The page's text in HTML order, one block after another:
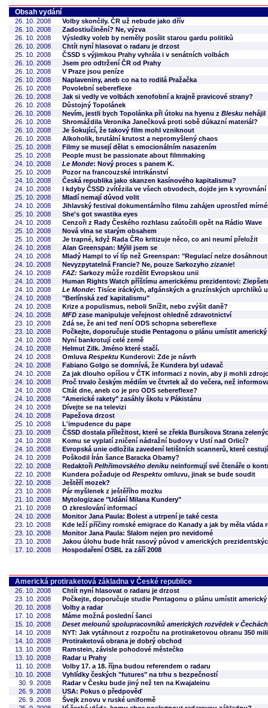
Obsah vydání
26. 10. 2008
Volby skončily. ČR už nebude jako dřív
26. 10. 2008
Zadostiučinění? Ne, výzva
26. 10. 2008
Výsledky voleb by neměly posílit starou gardu politiků
26. 10. 2008
Chtít nyní hlasovat o radaru je drzost
25. 10. 2008
ČSSD s výjimkou Prahy vyhrála i v senátních volbách
26. 10. 2008
Jsem pro odtržení ČR od Prahy
26. 10. 2008
V Praze jsou peníze
26. 10. 2008
Naplaveniny, aneb co na to rodilá Pražačka
26. 10. 2008
Povolební sebereflexe
26. 10. 2008
Jak si vedly ve volbách xenofobní a krajně pravicové strany?
26. 10. 2008
Důstojný Topolánek
26. 10. 2008
Nevím, jestli bych Topolánka při útoku na hyenu z Blesku nehájil
26. 10. 2008
Shromáždila Veronika Janečková proti sobě důkazní materiál?
26. 10. 2008
Je šokující, že takový film mohl vzniknout
26. 10. 2008
Alkoholik, brutální krutost a nepromyšlený chaos
25. 10. 2008
Filmy se musejí dělat s emocionálním nasazením
25. 10. 2008
People must be passionate about filmmaking
24. 10. 2008
Le Monde: Nový proces s panem K.
25. 10. 2008
Pozor na francouzské intrikánství
24. 10. 2008
Česká republika jako skanzen kasínového kapitalismu?
24. 10. 2008
I kdyby ČSSD zvítězila ve všech obvodech, dojde jen k vyrovnání
25. 10. 2008
Mladí nemají důvod volit
24. 10. 2008
Jihlavský festival dokumentárního filmu zahájen uprostřed
25. 10. 2008
She's got swastika eyes
24. 10. 2008
Cenzoři z Rady Českého rozhlasu zaútočili opět na Rádio Wave
25. 10. 2008
Nová vlna se starým obsahem
25. 10. 2008
Je trapné, když Rada ČRo kritizuje něco, co ani neumí přeložit
24. 10. 2008
Alan Greenspan: Mýlil jsem se
24. 10. 2008
Mladý Hampl to ví líp než Greenspan: "Regulací nelze
24. 10. 2008
Nevyzpytatelná Francie? Ne, pouze Sarkozyho zizanie!
24. 10. 2008
FAZ: Sarkozy může rozdělit Evropskou unii
24. 10. 2008
Human Rights Watch příštímu americkému prezidentovi:
24. 10. 2008
Le Monde: Tisíce iráckých, afgánských a gruzínských uprchlíků
24. 10. 2008
"Berlínská zeď kapitalismu"
24. 10. 2008
Krize a populismus, neboli Snížit, nebo zvýšit daně?
24. 10. 2008
MFD zase manipuluje veřejnost ohledně zdravotnictví
23. 10. 2008
Zdá se, že ani teď není ODS schopna sebereflexe
23. 10. 2008
Počkejte, doporučuje studie Pentagonu o plánu umístit americký
24. 10. 2008
Nyní bankrotují celé země
24. 10. 2008
Helmut Zilk. Jméno které stačí.
24. 10. 2008
Omluva Respektu Kunderovi: Zde je návrh
24. 10. 2008
Fabiano Golgo se domnívá, že Kundera byl udavač
24. 10. 2008
Za jak dlouho opíšou v ČTK informaci z novin, aby ji mohli
24. 10. 2008
Proč trvalo českým médiím ve čtvrtek až do večera, než
24. 10. 2008
CItát dne, aneb co je pro ODS sebereflexe?
24. 10. 2008
"Americké rakety" zasáhly školu v Pákistánu
24. 10. 2008
Dívejte se na televizi
24. 10. 2008
Papežova drzost
25. 10. 2008
L'impudence du pape
23. 10. 2008
ČSSD dostala příležitost, které se zřekla Bursíkova Strana
24. 10. 2008
Komu se vyplatí zničení nádražní budovy v Ustí nad Orlicí?
24. 10. 2008
Evropská unie odložila zavedení letištních scannerů, které
24. 10. 2008
Poškodil Írán šance Baracka Obamy?
22. 10. 2008
Redaktoři Pelhřimovského deníku neinformují své čtenáře o
22. 10. 2008
Kundera požaduje od Respektu omluvu, jinak se bude soudit
22. 10. 2008
Ještěří mozek?
23. 10. 2008
Pár myšlenek z ještěřího mozku
21. 10. 2008
Mytologizace "Udání Milana Kundery"
21. 10. 2008
O zkreslování informací
24. 10. 2008
Monitor Jana Paula: Bolest a utrpení je také cesta
23. 10. 2008
Kde leží příčiny romské emigrace do Kanady a jak by měla vláda
23. 10. 2008
Monitor Jana Paula: Slalom nejen pro nevidomé
23. 10. 2008
Jakou úlohu bude hrát rasový původ v amerických
17. 10. 2008
Hospodaření OSBL za září 2008
Americká protiraketová základna v České republice
26. 10. 2008
Chtít nyní hlasovat o radaru je drzost
23. 10. 2008
Počkejte, doporučuje studie Pentagonu o plánu umístit americký
20. 10. 2008
Volby a radar
17. 10. 2008
Máme možná poslední šanci
15. 10. 2008
Deset melounů spolupracovníků amerických rozvědek v Čechách
14. 10. 2008
NYT: Jak vytáhnout z rozpočtu na protiraketovou obranu 350
14. 10. 2008
Protiraketová obrana je dobrý obchod
13. 10. 2008
Ramstein, závisle pohodové městečko
13. 10. 2008
Radar u Prahy
11. 10. 2008
Volby 17. a 18. října budou referendem o radaru
10. 10. 2008
Vyhlídky českých "futures" na trhu s bezpečností
30. 9. 2008
Radar v Česku bude jiný než ten na Kwajaleinu
26. 9. 2008
USA: Pokus o předpověď
26. 9. 2008
Švejk znovu v ruské uniformě